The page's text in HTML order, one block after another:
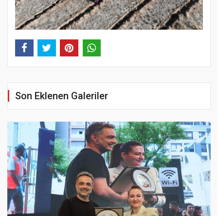
Son Eklenen Galeriler